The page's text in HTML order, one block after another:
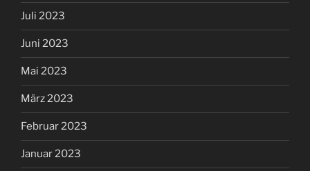
Juli 2023
Juni 2023
Mai 2023
März 2023
Februar 2023
Januar 2023